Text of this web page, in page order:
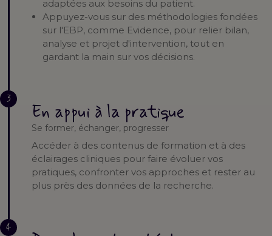
adaptées aux besoins du patient.
Appuyez-vous sur des méthodologies fondées
sur l'EBP, comme Evidence, pour relier bilan,
analyse et projet d'intervention, tout en
gardant la main sur vos décisions.
3
En appui à la pratique
Se former, échanger, progresser
Accéder à des contenus de formation et à des
éclairages cliniques pour faire évoluer vos
pratiques, confronter vos approches et rester au
plus près des données de la recherche.
4